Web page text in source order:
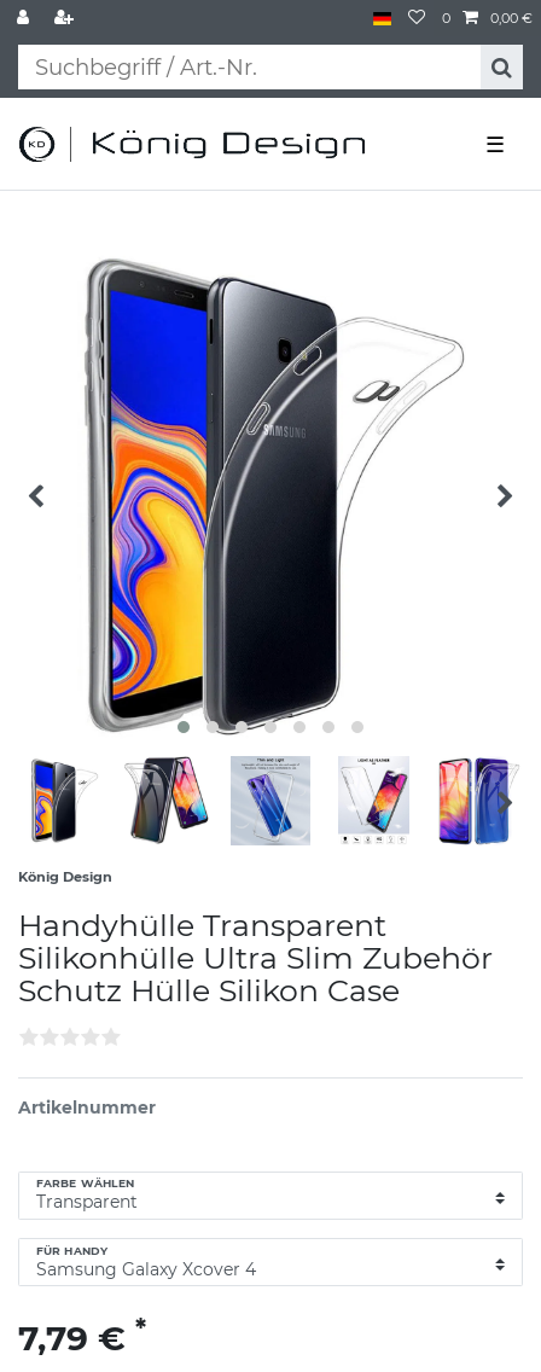
0 0,00 €
☰
König Design
Handyhülle Transparent
Silikonhülle Ultra Slim Zubehör
Schutz Hülle Silikon Case
Artikelnummer
FARBE WÄHLEN
FÜR HANDY
7,79 € *